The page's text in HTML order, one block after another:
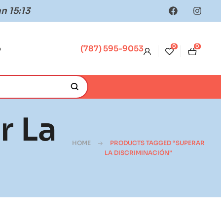
15:13
(787) 595-9053 0 0
La HOME
PRODUCTS TAGGED “SUPERAR
LA DISCRIMINACIÓN”